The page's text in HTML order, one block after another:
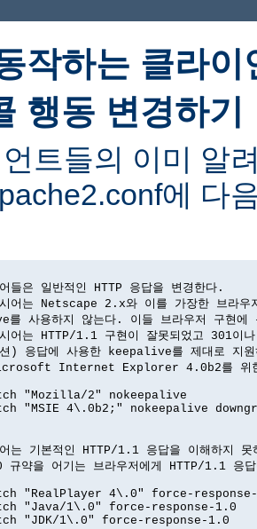
작하는 클라
행동 변경하기
트들의 이미 알
에 다
들은 일반적인 HTTP 응답을 변경한다.
어는 Netscape 2.x와 이를 가장한 브라우
사용하지 않는다. 이들 브라우저 구현에
어는 HTTP/1.1 구현이 잘못되었고 301이
) 응답에 사용한 keepalive를 제대로 지원
Internet Explorer 4.0b2를 위
"Mozilla/2" nokeepalive
"MSIE 4\.0b2;" nokeepalive
는 기본적인 HTTP/1.1 응답을 이해하지 못
약을 어기는 브라우저에게 HTTP/1.1 응
"RealPlayer 4\.0" force-
"Java/1\.0" force-response-1.0
"JDK/1\.0" force-response-1.0